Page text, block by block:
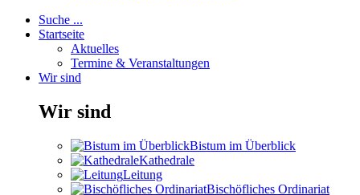
Suche ...
Startseite
Aktuelles
Termine & Veranstaltungen
Wir sind
Wir sind
Bistum im Überblick
Kathedrale
Leitung
Bischöfliches Ordinariat